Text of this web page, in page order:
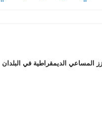
المساعي الديمقراطية في البلدان